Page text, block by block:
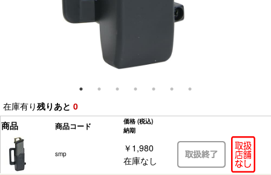
在庫有り残りあと 0
商品
商品コード 価格 (税込)
納期
smp
￥1,980
在庫なし